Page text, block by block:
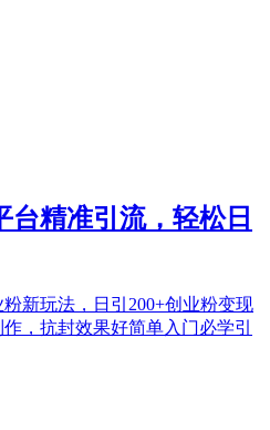
台精准引流，轻松日